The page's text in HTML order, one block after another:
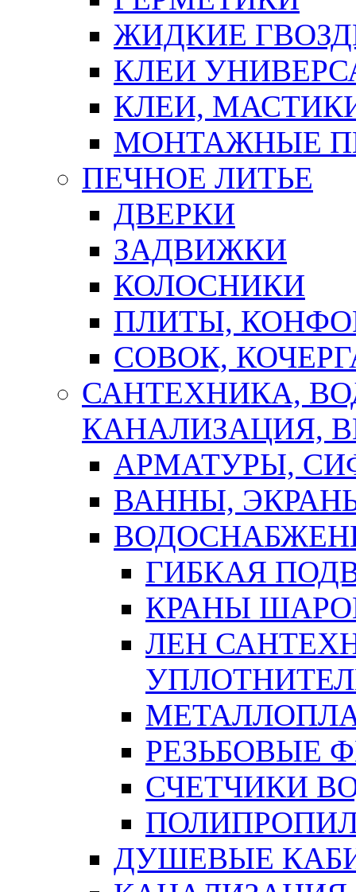
ЖИДКИЕ
КЛЕИ
КЛЕИ,
МОНТАЖНЫЕ
ПЕЧНОЕ ЛИТЬЕ
ДВЕРКИ
ЗАДВИЖКИ
КОЛОСНИКИ
ПЛИТЫ,
СОВОК,
САНТЕХНИКА,
КАНАЛИЗАЦИЯ,
АРМАТУРЫ,
ВАННЫ,
ГИБКАЯ
КРАНЫ
ЛЕН
РЕЗЬБОВЫЕ
СЧЕТЧИКИ
ДУШЕВЫЕ